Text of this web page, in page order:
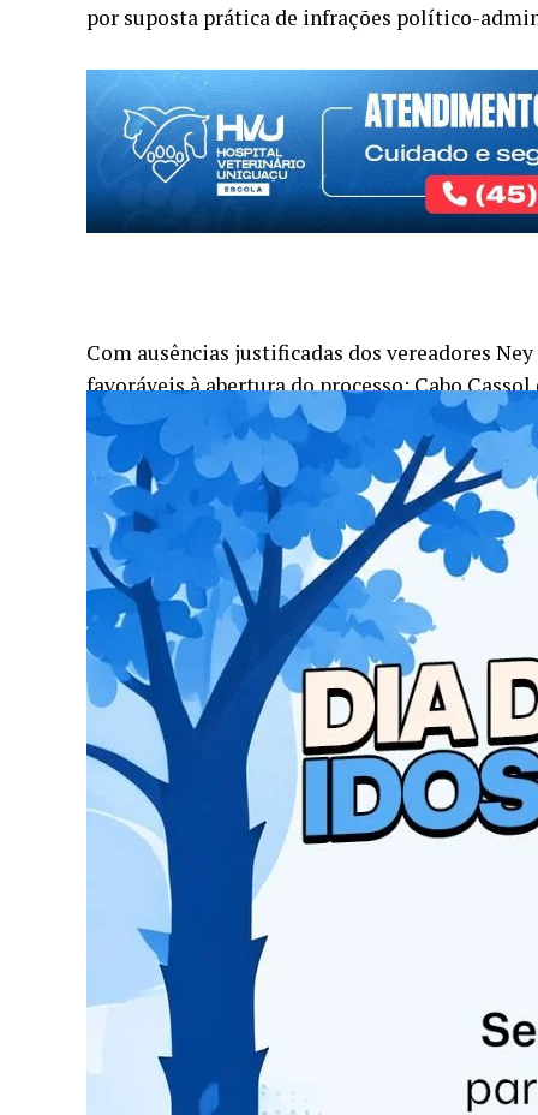
por suposta prática de infrações político-
Com ausências justificadas dos vereadores
favoráveis à abertura do processo: Cabo
(União Brasil) e Marcos Carvalho (PSD).
Em virtude de ser autor da denúncia, o
conforme previsto na Lei Orgânica, o
posse momentos antes do início da sessão
abertura de investigação. Encerrada a sessão,
Na denúncia foram narrados vários fatos,
setor jurídico, se aplicava em dois casos:
Cidade Nova e reformas em telhado na
Com a votação da maioria pela não
Fonte: Portal da Cidade Foz